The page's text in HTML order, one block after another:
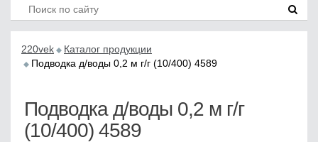
220vek
Каталог продукции
Подводка д/воды 0,2 м г/г (10/400) 4589
Подводка д/воды 0,2 м г/г
(10/400) 4589